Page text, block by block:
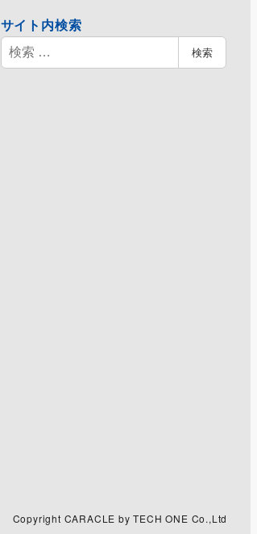
サイト内検索
検
索
検索
Copyright CARACLE by TECH ONE Co.,Ltd